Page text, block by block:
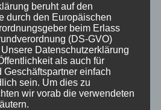
zwischen den
Kleinbussen. Jeder
kann sich darauf verlassen:
alle erforderlichen
Sicherheit der Fachbesucher
sollte auch jede/r Einzelne
Deshalb ist es bei dem
beruht auf den
durch den Europäischen
beim Erlass
(DS-GVO)
Datenschutzerklärung
als auch für
Geschäftspartner einfach
sein. Um dies zu
wir vorab die verwendeten